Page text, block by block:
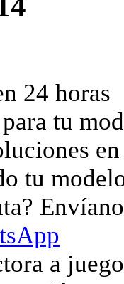
24 horas
tu
tu
a